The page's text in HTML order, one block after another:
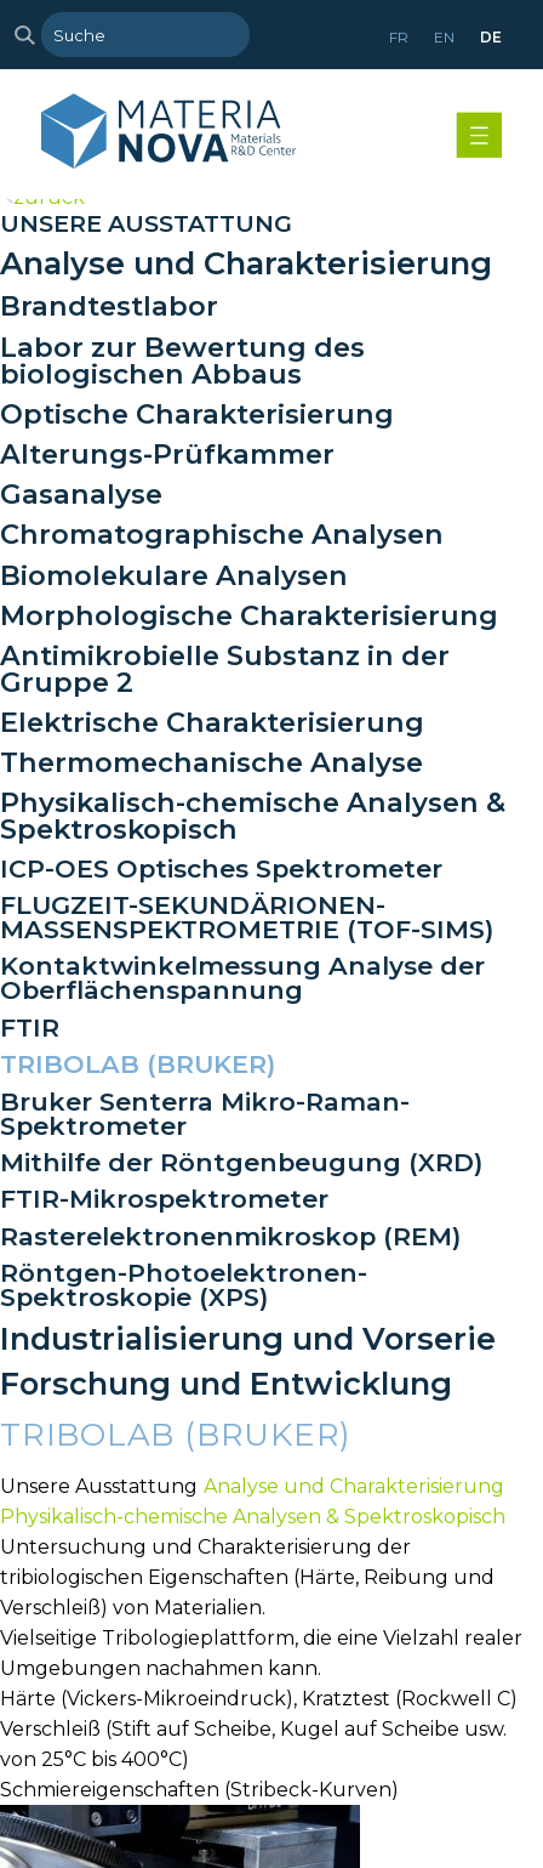
FR EN DE
zurück
UNSERE AUSSTATTUNG
Analyse und Charakterisierung
Brandtestlabor
Labor zur Bewertung des
biologischen Abbaus
Optische Charakterisierung
Alterungs-Prüfkammer
Gasanalyse
Chromatographische Analysen
Biomolekulare Analysen
Morphologische Charakterisierung
Antimikrobielle Substanz in der
Gruppe 2
Elektrische Charakterisierung
Thermomechanische Analyse
Physikalisch-chemische Analysen &
Spektroskopisch
ICP-OES Optisches Spektrometer
FLUGZEIT-SEKUNDÄRIONEN-
MASSENSPEKTROMETRIE (TOF-SIMS)
Kontaktwinkelmessung Analyse der
Oberflächenspannung
FTIR
TRIBOLAB (BRUKER)
Bruker Senterra Mikro-Raman-
Spektrometer
Mithilfe der Röntgenbeugung (XRD)
FTIR-Mikrospektrometer
Rasterelektronenmikroskop (REM)
Röntgen-Photoelektronen-
Spektroskopie (XPS)
Industrialisierung und Vorserie
Forschung und Entwicklung
TRIBOLAB (BRUKER)
Unsere Ausstattung Analyse und Charakterisierung
Physikalisch-chemische Analysen & Spektroskopisch
Untersuchung und Charakterisierung der
tribiologischen Eigenschaften (Härte, Reibung und
Verschleiß) von Materialien.
Vielseitige Tribologieplattform, die eine Vielzahl realer
Umgebungen nachahmen kann.
Härte (Vickers-Mikroeindruck), Kratztest (Rockwell C)
Verschleiß (Stift auf Scheibe, Kugel auf Scheibe usw.
von 25°C bis 400°C)
Schmiereigenschaften (Stribeck-Kurven)